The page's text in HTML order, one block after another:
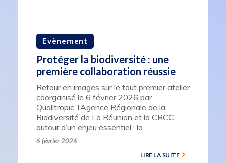
Evènement
Protéger la biodiversité : une
première collaboration réussie
Retour en images sur le tout premier atelier
coorganisé le 6 février 2026 par
Qualitropic, l’Agence Régionale de la
Biodiversité de La Réunion et la CRCC,
autour d’un enjeu essentiel : la…
6 février 2026
LIRE LA SUITE